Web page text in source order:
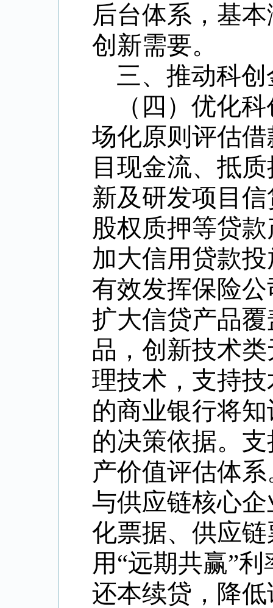
后台体系，基
创新需要。
三、推动科
（四）优化
场化原则评估
目现金流、抵
新及研发项目
股权质押等贷
加大信用贷款
有效发挥保险
扩大信贷产品
品，创新技术
理技术，支持
的商业银行将
的决策依据。
产价值评估体
与供应链核心
化票据、供应
用“远期共赢”利
还本续贷，降